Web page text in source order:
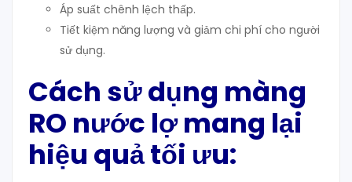
Áp suất chênh lệch thấp.
Tiết kiệm năng lượng và giảm chi phí cho người
sử dụng.
Cách sử dụng màng
RO nước lợ mang lại
hiệu quả tối ưu: